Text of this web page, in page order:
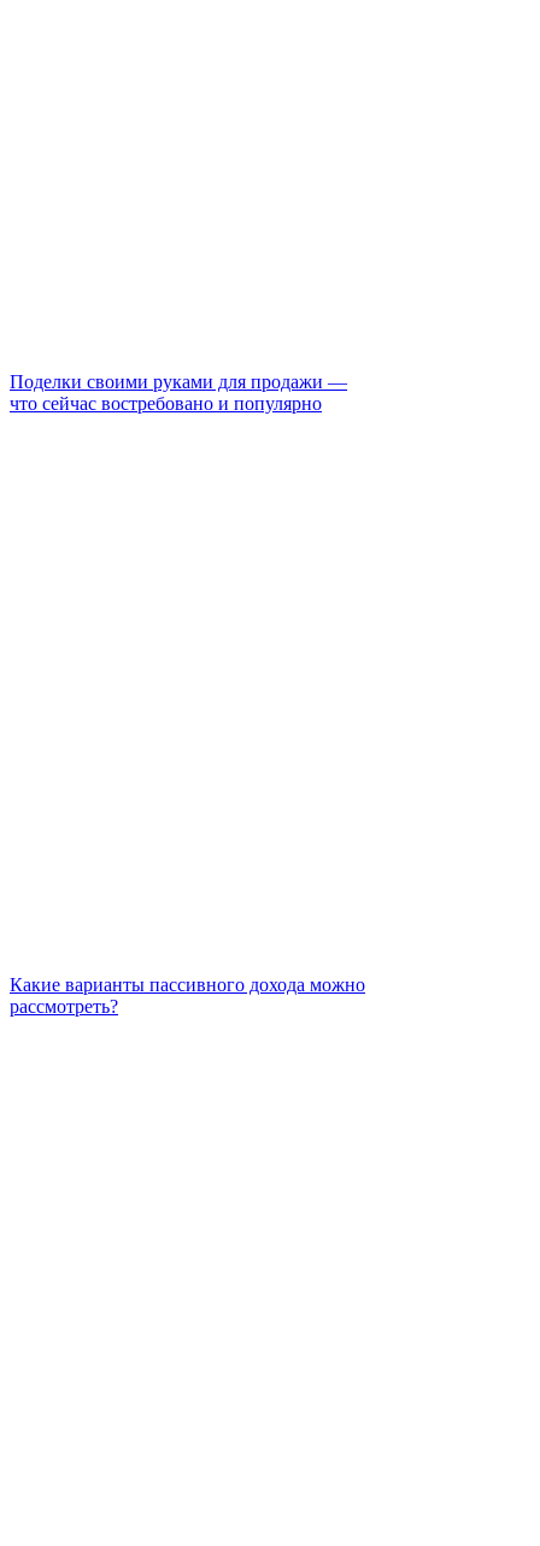
Поделки своими руками для продажи —
что сейчас востребовано и популярно
Какие варианты пассивного дохода можно
рассмотреть?